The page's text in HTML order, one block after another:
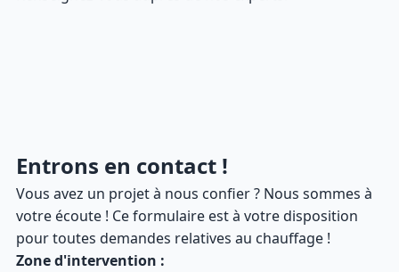
Entrons en contact !
Vous avez un projet à nous confier ? Nous sommes à
votre écoute ! Ce formulaire est à votre disposition
pour toutes demandes relatives au chauffage !
Zone d'intervention :